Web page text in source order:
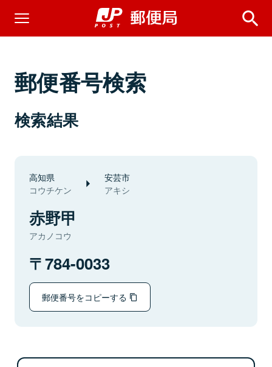
郵便番号検索
検索結果
高知県
コウチケン
安芸市
アキシ
赤野甲
アカノコウ
784-0033
郵便番号をコピーする